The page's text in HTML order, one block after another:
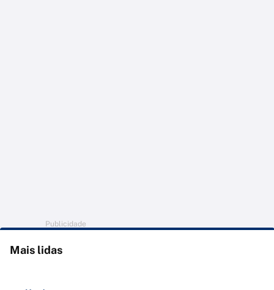
Publicidade
Mais lidas